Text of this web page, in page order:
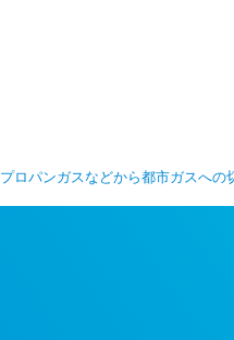
プロパンガスなどから都市ガスへの